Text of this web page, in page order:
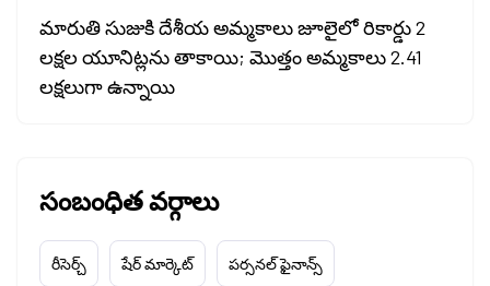
మారుతి సుజుకి దేశీయ అమ్మకాలు జూలైలో రికార్డు 2
లక్షల యూనిట్లను తాకాయి; మొత్తం అమ్మకాలు 2.41
లక్షలుగా ఉన్నాయి
సంబంధిత వర్గాలు
రీసెర్చ్ షేర్ మార్కెట్ పర్సనల్ ఫైనాన్స్